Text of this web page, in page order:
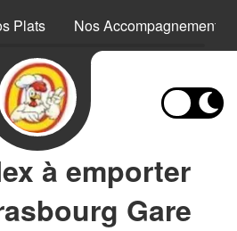
Plats Nos Accompagnements
à emporter
Gare